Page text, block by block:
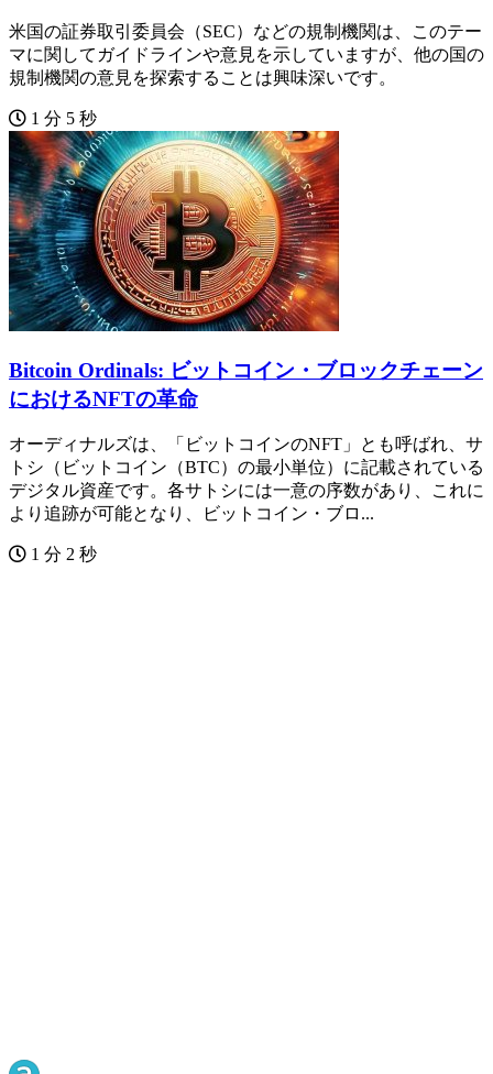
米国の証券取引委員会（SEC）などの規制機関は、このテー
マに関してガイドラインや意見を示していますが、他の国の
規制機関の意見を探索することは興味深いです。
1 分 5 秒
Bitcoin Ordinals: ビットコイン・ブロックチェーン
におけるNFTの革命
オーディナルズは、「ビットコインのNFT」とも呼ばれ、サ
トシ（ビットコイン（BTC）の最小単位）に記載されている
デジタル資産です。各サトシには一意の序数があり、これに
より追跡が可能となり、ビットコイン・ブロ...
1 分 2 秒